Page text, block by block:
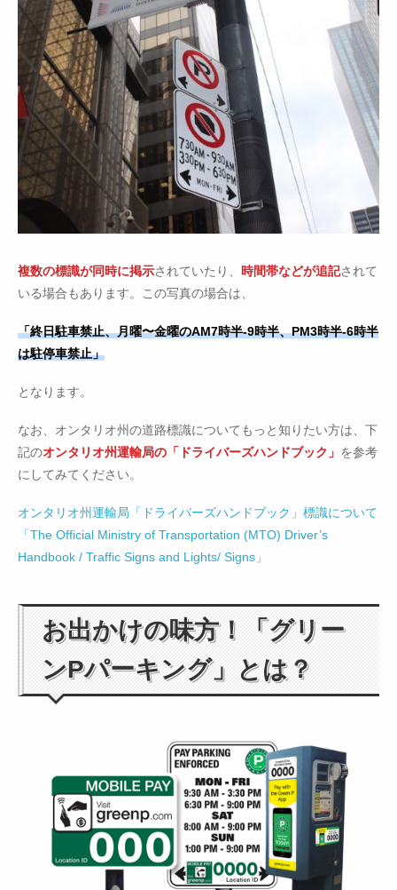
複数の標識が同時に掲示されていたり、 時間帯などが追記されて
いる場合もあります。この写真の場合は、
「終日駐車禁止、月曜〜金曜のAM7時半-9時半、PM3時半-6時半
は駐停車禁止」
となります。
なお、オンタリオ州の道路標識についてもっと知りたい方は、下
記のオンタリオ州運輸局の「ドライバーズハンドブック」 を参考
にしてみてください。
オンタリオ州運輸局「ドライバーズハンドブック」標識について
「The Official Ministry of Transportation (MTO) Driver’s
Handbook / Traffic Signs and Lights/ Signs」
お出かけの味方！「グリー
ンPパーキング」とは？